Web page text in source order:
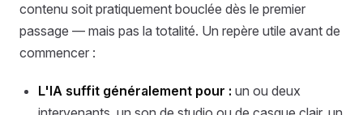
contenu soit pratiquement bouclée dès le premier
passage — mais pas la totalité. Un repère utile avant de
commencer :
L'IA suffit généralement pour : un ou deux